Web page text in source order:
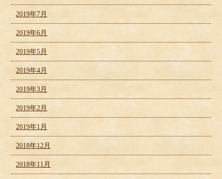
2019年7月
2019年6月
2019年5月
2019年4月
2019年3月
2019年2月
2019年1月
2018年12月
2018年11月